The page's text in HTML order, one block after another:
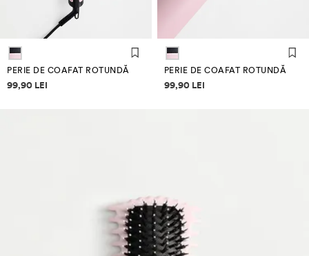
PERIE DE COAFAT ROTUNDĂ
Informații despre prețuri
99,90 LEI
PERIE DE COAFAT ROTUNDĂ
Informații despre prețuri
99,90 LEI